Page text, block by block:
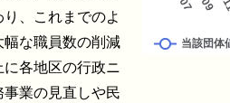
、これまでのよ
幅な職員数の削減
各地区の行政ニ
業の見直しや民